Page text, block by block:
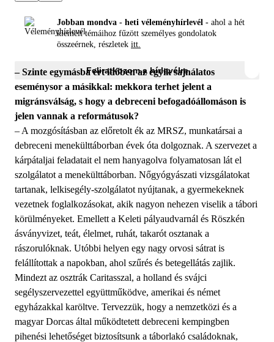
Jobban mondva - heti véleményhírlevél - ahol a hét
kiemelt témáihoz fűzött személyes gondolatok
összeérnek, részletek itt.
Feliratkozom a hírlevélre
– Szinte egymásba ért időben az egyik sajnálatos
eseménysor a másikkal: mekkora terhet jelent a
migránsválság, s hogy a debreceni befogadóállomáson is
jelen vannak a reformátusok?
– A mozgósításban az előretolt ék az MRSZ, munkatársai a
debreceni menekülttáborban évek óta dolgoznak. A szervezet a
kárpátaljai feladatait el nem hanyagolva folyamatosan lát el
szolgálatot a menekülttáborban. Nőgyógyászati vizsgálatokat
tartanak, lelkisegély-szolgálatot nyújtanak, a gyermekeknek
vezetnek foglalkozásokat, akik nagyon nehezen viselik a tábori
körülményeket. Emellett a Keleti pályaudvarnál és Röszkén
ásványvizet, teát, élelmet, ruhát, takarót osztanak a
rászorulóknak. Utóbbi helyen egy nagy orvosi sátrat is
felállítottak a napokban, ahol szűrés és betegellátás zajlik.
Mindezt az osztrák Caritasszal, a holland és svájci
segélyszervezettel együttműködve, amerikai és német
egyházakkal karöltve. Tervezzük, hogy a nemzetközi és a
magyar Dorcas által működtetett debreceni kempingben
pihenési lehetőséget biztosítsunk a táborlakó családoknak,